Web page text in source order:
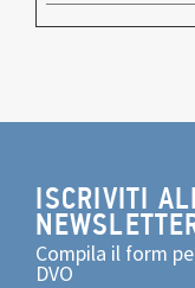
ISCRIVITI
Compila il form
DVO